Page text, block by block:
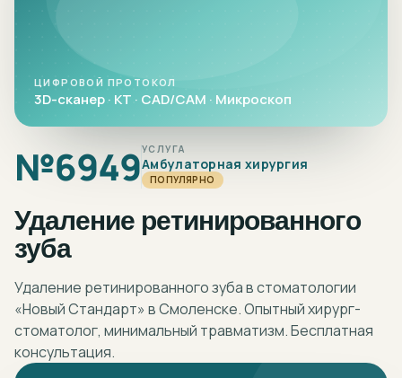
№6949УСЛУГА
Амбулаторная хирургия
ПОПУЛЯРНО
Удаление ретинированного
зуба
Удаление ретинированного зуба в стоматологии
«Новый Стандарт» в Смоленске. Опытный хирург-
стоматолог, минимальный травматизм. Бесплатная
консультация.
ЦИФРОВОЙ ПРОТОКОЛ
3D-сканер · КТ · CAD/CAM · Микроскоп